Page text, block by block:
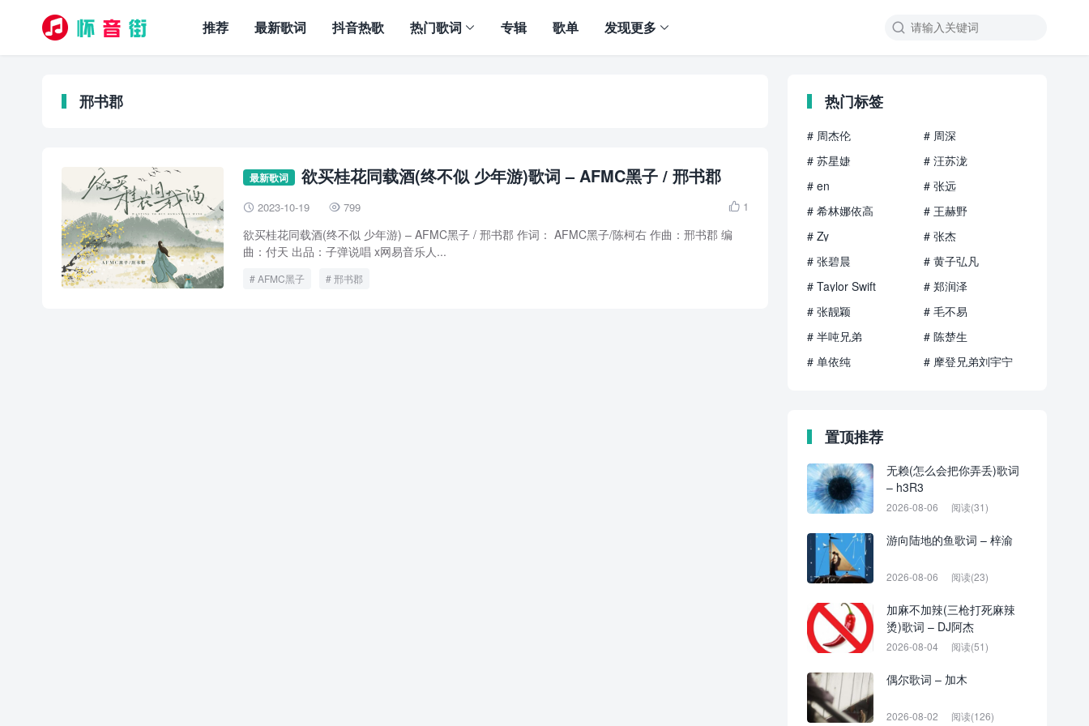

推荐 最新歌词 抖音热歌 热门歌词 专辑 歌单 发现更多
邢书郡
最新歌词 欲买桂花同载酒(终不似 少年游)歌词 – AFMC黑子 / 邢书郡
 2023-10-19  799  1
欲买桂花同载酒(终不似 少年游) – AFMC黑子 / 邢书郡 作词： AFMC黑子/陈柯右 作曲：邢书郡 编
曲：付天 出品：子弹说唱 x网易音乐人...
AFMC黑子 邢书郡
热门标签
# 周杰伦
# 周深
# 苏星婕
# 汪苏泷
# en
# 张远
# 希林娜依高
# 王赫野
# Zy
# 张杰
# 张碧晨
# 黄子弘凡
# Taylor Swift
# 郑润泽
# 张靓颖
# 毛不易
# 半吨兄弟
# 陈楚生
# 单依纯
# 摩登兄弟刘宇宁
置顶推荐
无赖(怎么会把你弄丢)歌词
– h3R3
2026-08-06 阅读(31)
游向陆地的鱼歌词 – 梓渝
2026-08-06 阅读(23)
加麻不加辣(三枪打死麻辣
烫)歌词 – DJ阿杰
2026-08-04 阅读(51)
偶尔歌词 – 加木
2026-08-02 阅读(126)